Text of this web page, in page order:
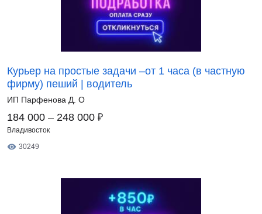
Курьер на простые задачи –от 1 часа (в частную
фирму) пеший | водитель
ИП Парфенова Д. О
184 000 – 248 000 ₽
Владивосток
30249